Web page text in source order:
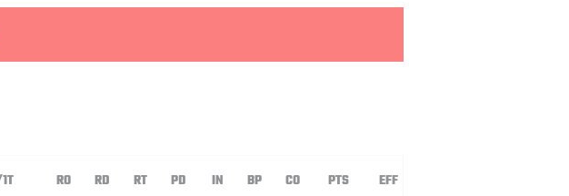
RO RD RT PD IN BP CO PTS EFF